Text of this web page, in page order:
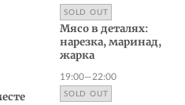
SOLD OUT
Мясо в деталях:
нарезка, маринад,
жарка
19:00—22:00
SOLD OUT